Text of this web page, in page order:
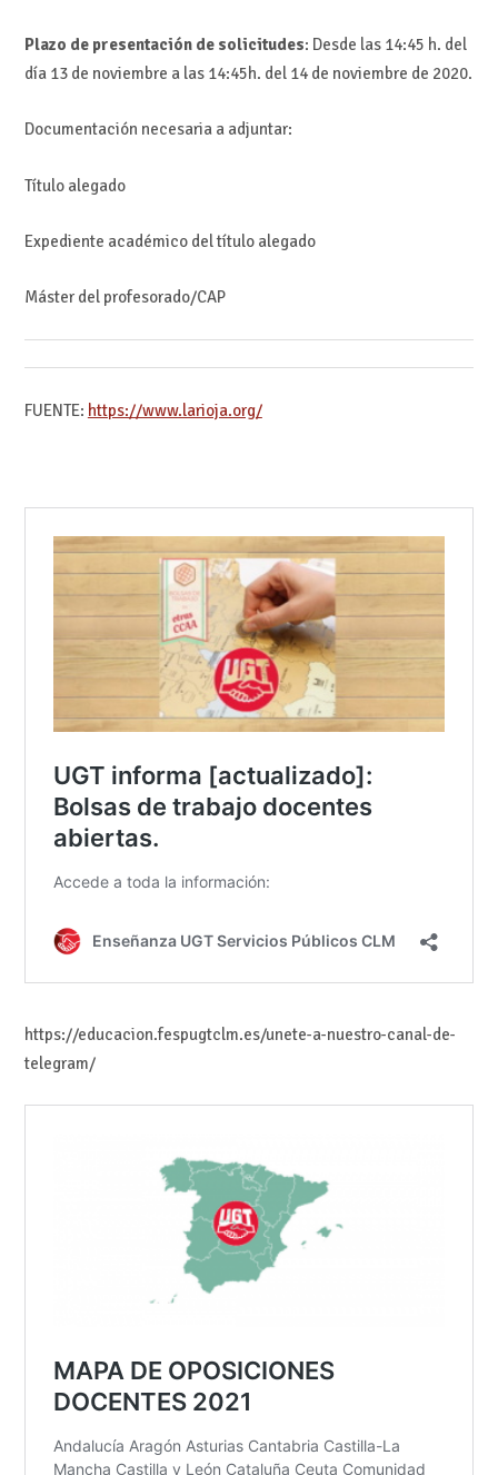
Plazo de presentación de solicitudes: Desde las 14:45 h. del
día 13 de noviembre a las 14:45h. del 14 de noviembre de 2020.
Documentación necesaria a adjuntar:
Título alegado
Expediente académico del título alegado
Máster del profesorado/CAP
FUENTE: https://www.larioja.org/
https://educacion.fespugtclm.es/unete-a-nuestro-canal-de-
telegram/